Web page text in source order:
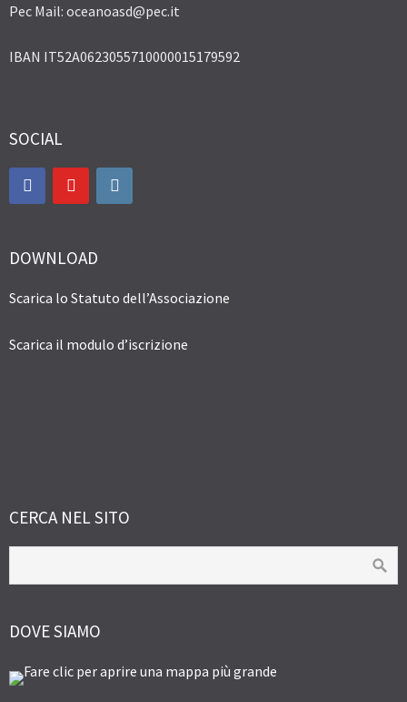
Pec Mail: oceanoasd@pec.it
IBAN IT52A0623055710000015179592
SOCIAL
DOWNLOAD
Scarica lo Statuto dell’Associazione
Scarica il modulo d’iscrizione
CERCA NEL SITO
DOVE SIAMO